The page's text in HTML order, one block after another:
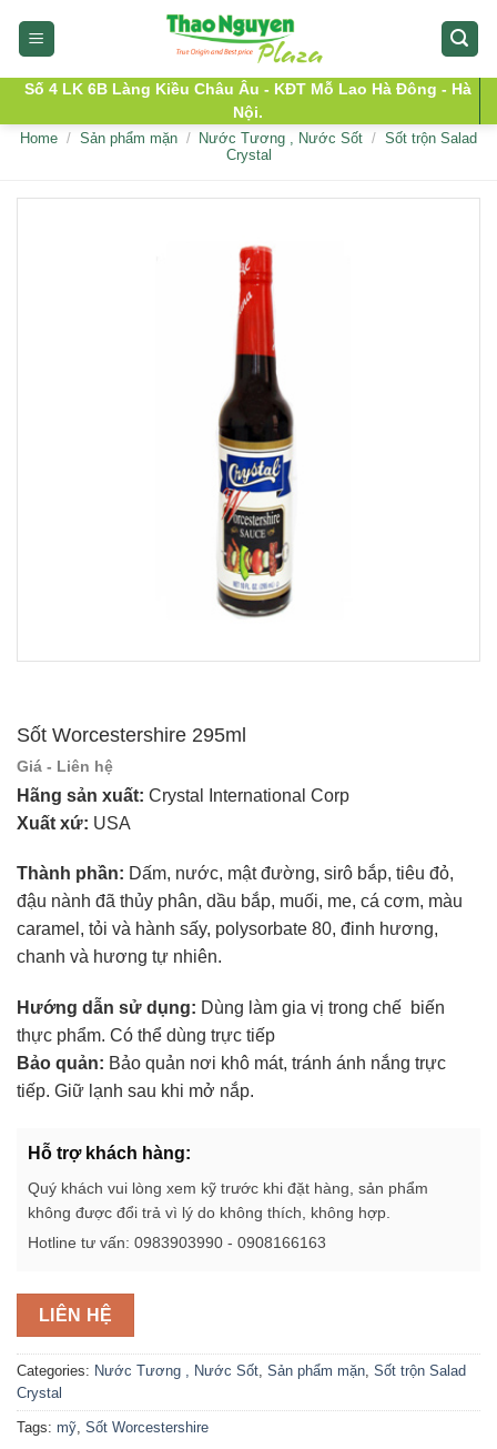
Số 4 LK 6B Làng Kiều Châu Âu - KĐT Mỗ Lao Hà Đông - Hà
Nội.
Home / Sản phẩm mặn / Nước Tương , Nước Sốt / Sốt trộn Salad
Crystal
Sốt Worcestershire 295ml
Giá - Liên hệ
Hãng sản xuất: Crystal International Corp
Xuất xứ: USA
Thành phần: Dấm, nước, mật đường, sirô bắp, tiêu đỏ,
đậu nành đã thủy phân, dầu bắp, muối, me, cá cơm, màu
caramel, tỏi và hành sấy, polysorbate 80, đinh hương,
chanh và hương tự nhiên.
Hướng dẫn sử dụng: Dùng làm gia vị trong chế biến
thực phẩm. Có thể dùng trực tiếp
Bảo quản: Bảo quản nơi khô mát, tránh ánh nắng trực
tiếp. Giữ lạnh sau khi mở nắp.
Hỗ trợ khách hàng:
Quý khách vui lòng xem kỹ trước khi đặt hàng, sản phẩm
không được đổi trả vì lý do không thích, không hợp.
Hotline tư vấn: 0983903990 - 0908166163
LIÊN HỆ
Categories: Nước Tương , Nước Sốt, Sản phẩm mặn, Sốt trộn Salad
Crystal
Tags: mỹ, Sốt Worcestershire